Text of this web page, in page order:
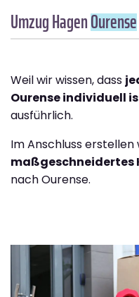
Umzug HagenOurense
Weil wir wissen, dass
Ourense individuell
ausführlich.
Im Anschluss
maßgeschneidertes
nach Ourense.